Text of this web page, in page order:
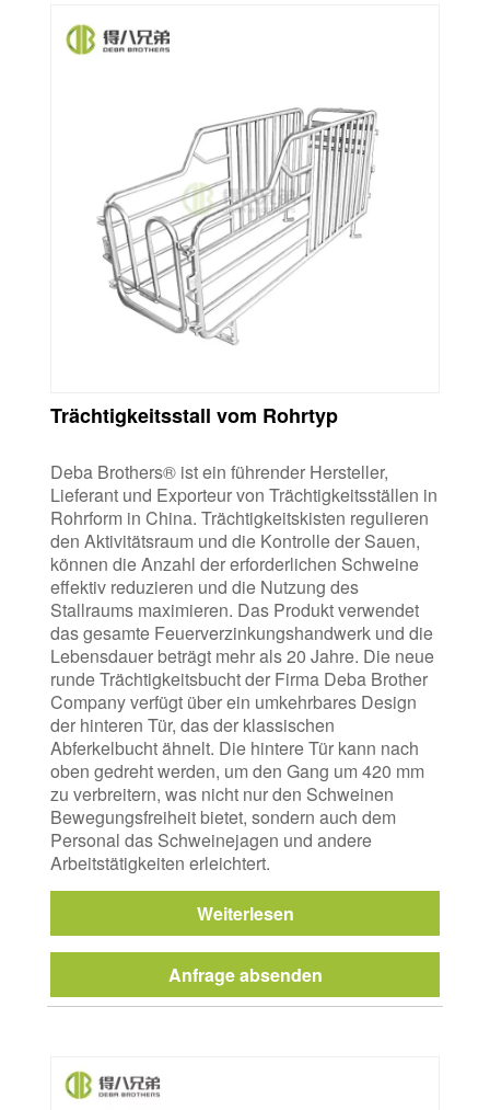
Trächtigkeitsstall vom Rohrtyp
Deba Brothers® ist ein führender Hersteller,
Lieferant und Exporteur von Trächtigkeitsställen in
Rohrform in China. Trächtigkeitskisten regulieren
den Aktivitätsraum und die Kontrolle der Sauen,
können die Anzahl der erforderlichen Schweine
effektiv reduzieren und die Nutzung des
Stallraums maximieren. Das Produkt verwendet
das gesamte Feuerverzinkungshandwerk und die
Lebensdauer beträgt mehr als 20 Jahre. Die neue
runde Trächtigkeitsbucht der Firma Deba Brother
Company verfügt über ein umkehrbares Design
der hinteren Tür, das der klassischen
Abferkelbucht ähnelt. Die hintere Tür kann nach
oben gedreht werden, um den Gang um 420 mm
zu verbreitern, was nicht nur den Schweinen
Bewegungsfreiheit bietet, sondern auch dem
Personal das Schweinejagen und andere
Arbeitstätigkeiten erleichtert.
Weiterlesen
Anfrage absenden